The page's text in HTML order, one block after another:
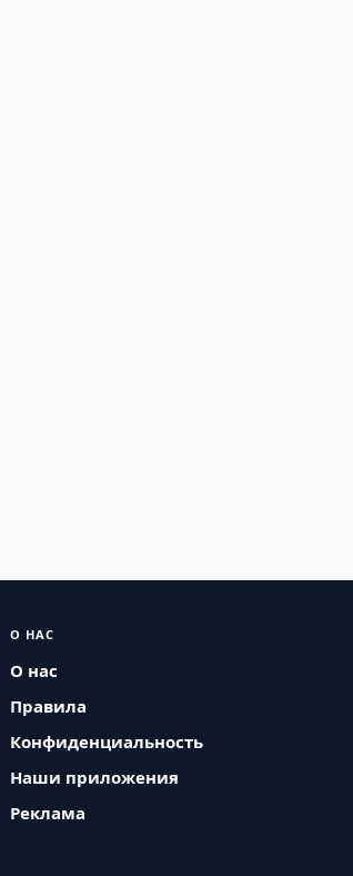
О НАС
О нас
Правила
Конфиденциальность
Наши приложения
Реклама